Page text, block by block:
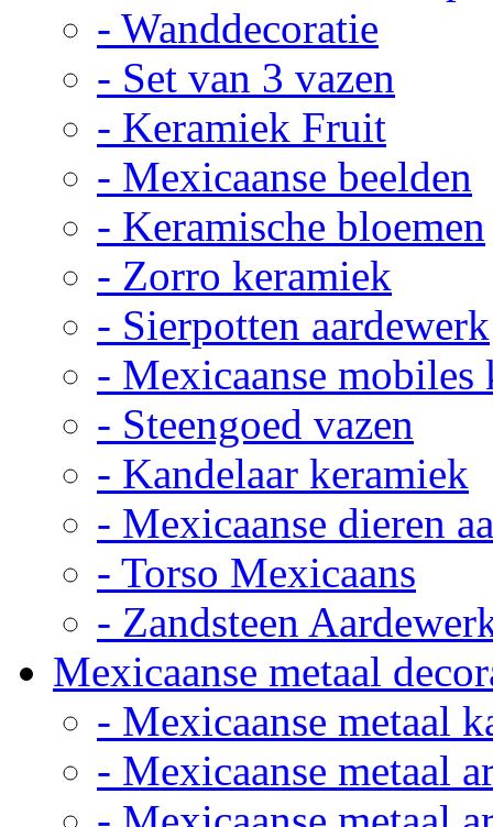
- Wanddecoratie
- Set van 3 vazen
- Keramiek Fruit
- Mexicaanse beelden
- Keramische bloemen
- Zorro keramiek
- Sierpotten aardewerk
- Mexicaanse mobiles
- Steengoed vazen
- Kandelaar keramiek
- Mexicaanse dieren
- Torso Mexicaans
- Zandsteen
Mexicaanse metaal
- Mexicaanse metaal
- Mexicaanse metaal